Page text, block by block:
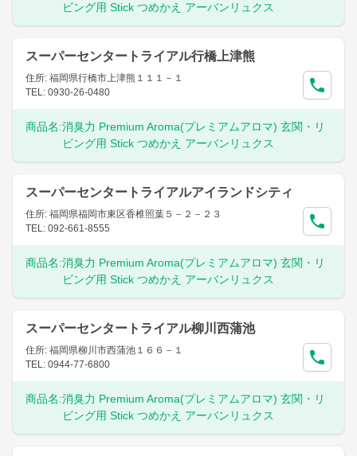
ビング用 Stick つめかえ アーバンリュクス
スーパーセンタートライアル行橋上津熊
住所: 福岡県行橋市上津熊１１１－１
TEL: 0930-26-0480
商品名:消臭力 Premium Aroma(プレミアムアロマ) 玄関・リ
ビング用 Stick つめかえ アーバンリュクス
スーパーセンタートライアルアイランドシティ
住所: 福岡県福岡市東区香椎照葉５－２－２３
TEL: 092-661-8555
商品名:消臭力 Premium Aroma(プレミアムアロマ) 玄関・リ
ビング用 Stick つめかえ アーバンリュクス
スーパーセンタートライアル柳川西蒲池
住所: 福岡県柳川市西蒲池１６６－１
TEL: 0944-77-6800
商品名:消臭力 Premium Aroma(プレミアムアロマ) 玄関・リ
ビング用 Stick つめかえ アーバンリュクス